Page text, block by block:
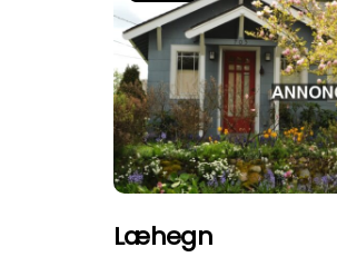
Læhegn